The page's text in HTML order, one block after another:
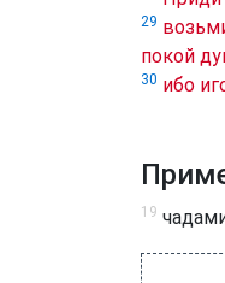
29
покой
30 ибо
19